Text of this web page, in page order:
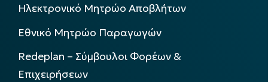
Ηλεκτρονικό Μητρώο Αποβλήτων
Εθνικό Μητρώο Παραγωγών
Redeplan – Σύμβουλοι Φορέων &
Επιχειρήσεων